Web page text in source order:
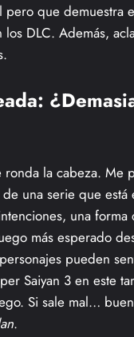
que demuestra
DLC. Además,
la cabeza. Me
una serie que está
una
más esperado
pueden
Saiyan 3 en este
Si sale mal…
.